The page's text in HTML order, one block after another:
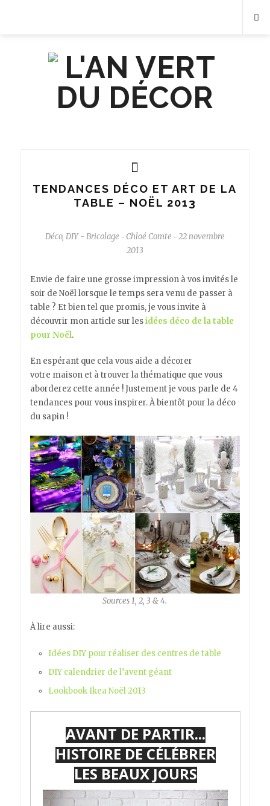
TENDANCES DÉCO ET ART DE LA
TABLE – NOËL 2013
Déco, DIY - Bricolage - Chloé Comte - 22 novembre
2013
Envie de faire une grosse impression à vos invités le
soir de Noël lorsque le temps sera venu de passer à
table ? Et bien tel que promis, je vous invite à
découvrir mon article sur lesidées déco de la table
pour Noël.
En espérant que cela vous aide a décorer
votre maison et à trouver la thématique que vous
aborderez cette année ! Justement je vous parle de 4
tendances pour vous inspirer. À bientôt pour la déco
du sapin !
Sources1,2,3 &4.
À lire aussi:
Idées DIY pour réaliser des centres de table
DIY calendrier de l’avent géant
Lookbook Ikea Noël 2013